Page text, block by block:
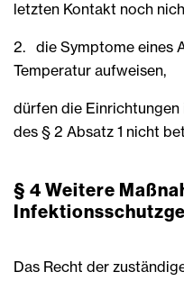
letzten Kontakt noch
2. die Symptome eines
Temperatur aufweisen,
dürfen die Einrichtungen
des § 2 Absatz 1 nicht
§ 4 Weitere
Das Recht der